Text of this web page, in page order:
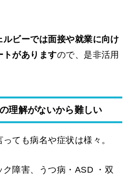
ルビーでは面接や就業に向け
トがありますので、是非活用
理解がないから難しい
ても病名や症状は様々。
障害、うつ病・ASD ・双